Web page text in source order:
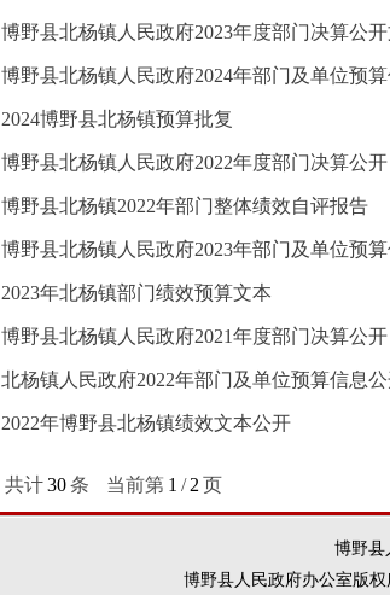
博野县北杨镇人民政府2023年度部门决算公
博野县北杨镇人民政府2024年部门及单位预
2024博野县北杨镇预算批复
博野县北杨镇人民政府2022年度部门决算公开
博野县北杨镇2022年部门整体绩效自评报告
博野县北杨镇人民政府2023年部门及单位预
2023年北杨镇部门绩效预算文本
博野县北杨镇人民政府2021年度部门决算公开
北杨镇人民政府2022年部门及单位预算信息
2022年博野县北杨镇绩效文本公开
共计30条 当前第 1 / 2 页
博野
博野县人民政府办公室版权